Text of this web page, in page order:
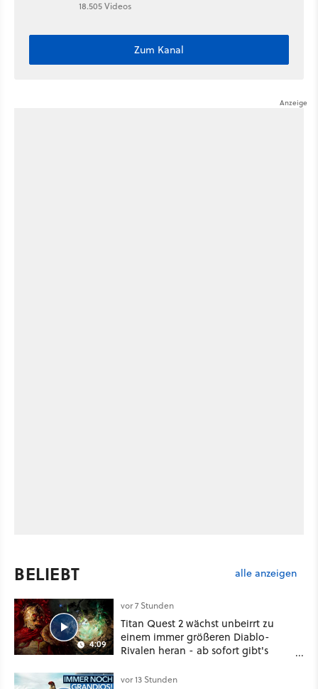
18.505 Videos
Zum Kanal
BELIEBT alle anzeigen
4:09
vor 7 Stunden
Titan Quest 2 wächst unbeirrt zu
einem immer größeren Diablo-
Rivalen heran - ab sofort gibt's
Klasse
vor 13 Stunden